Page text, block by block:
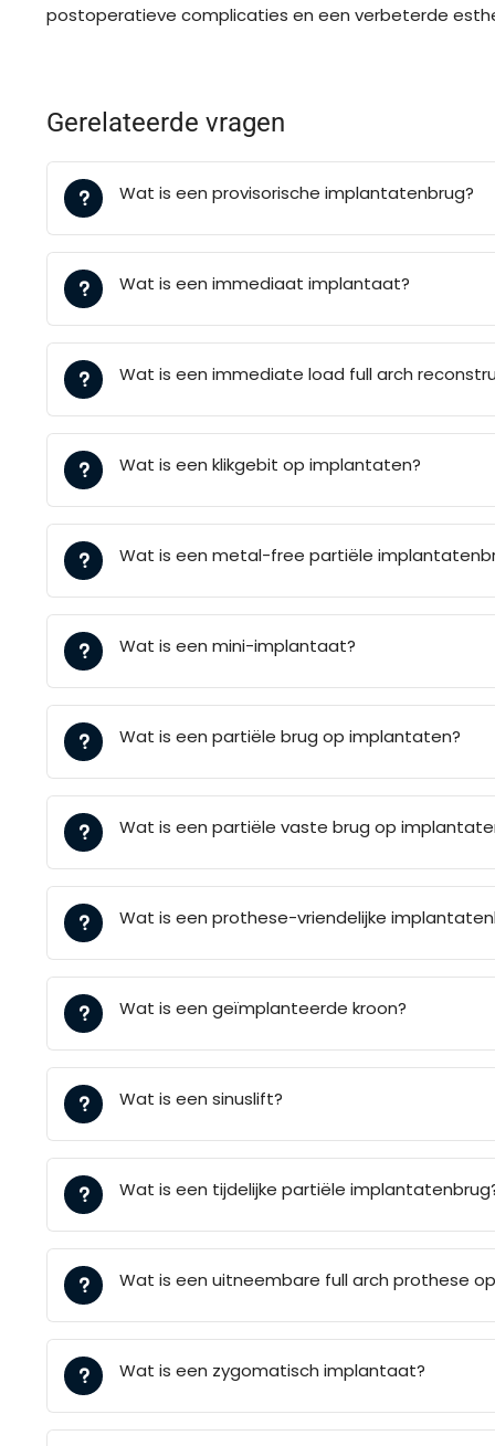
postoperatieve complicaties en een verbeterde
Gerelateerde vragen
Wat is een provisorische implantatenbrug?
Wat is een immediaat implantaat?
Wat is een immediate load full arch
Wat is een klikgebit op implantaten?
Wat is een metal-free partiële
Wat is een mini-implantaat?
Wat is een partiële brug op implantaten?
Wat is een partiële vaste brug op
Wat is een prothese-vriendelijke
Wat is een geïmplanteerde kroon?
Wat is een sinuslift?
Wat is een tijdelijke partiële
Wat is een uitneembare full arch prothese
Wat is een zygomatisch implantaat?